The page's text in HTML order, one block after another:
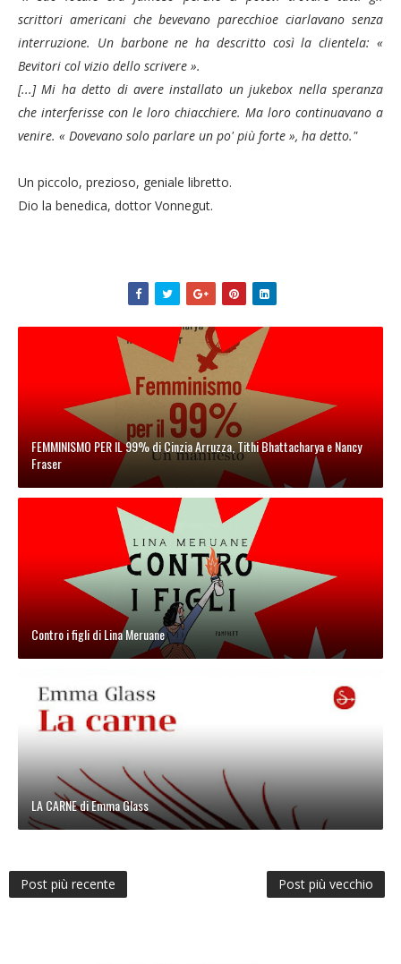
scrittori americani che bevevano parecchioe ciarlavano senza
interruzione. Un barbone ne ha descritto così la clientela: «
Bevitori col vizio dello scrivere ».
[...] Mi ha detto di avere installato un jukebox nella speranza
che interferisse con le loro chiacchiere. Ma loro continuavano a
venire. « Dovevano solo parlare un po' più forte », ha detto."
Un piccolo, prezioso, geniale libretto.
Dio la benedica, dottor Vonnegut.
FEMMINISMO PER IL 99% di Cinzia Arruzza, Tithi Bhattacharya e Nancy
Fraser
Contro i figli di Lina Meruane
LA CARNE di Emma Glass
Post più recente Post più vecchio